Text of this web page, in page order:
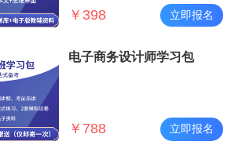
￥ 398 立即报名
电子商务设计师学习包
￥ 788 立即报名